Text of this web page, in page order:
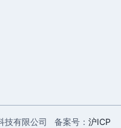
技有限公司 备案号： 沪ICP